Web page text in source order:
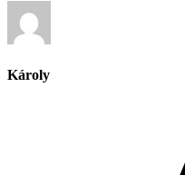
Károly